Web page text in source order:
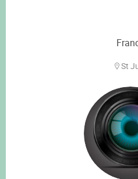
St